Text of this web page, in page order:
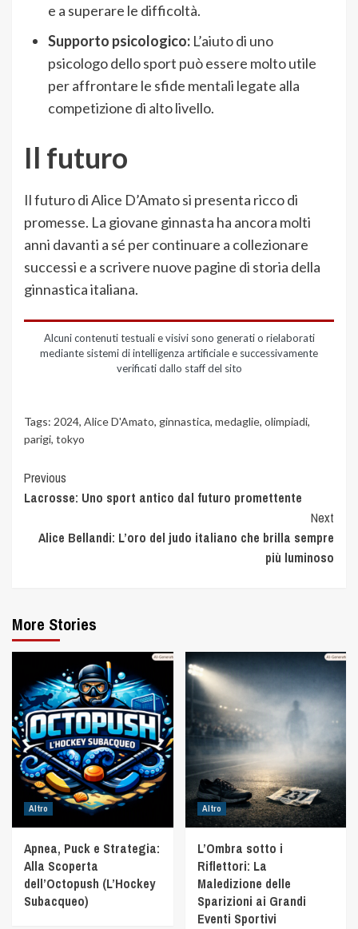
e a superare le difficoltà.
Supporto psicologico: L’aiuto di uno
psicologo dello sport può essere molto utile
per affrontare le sfide mentali legate alla
competizione di alto livello.
Il futuro
Il futuro di Alice D’Amato si presenta ricco di
promesse. La giovane ginnasta ha ancora molti
anni davanti a sé per continuare a collezionare
successi e a scrivere nuove pagine di storia della
ginnastica italiana.
Alcuni contenuti testuali e visivi sono generati o rielaborati
mediante sistemi di intelligenza artificiale e successivamente
verificati dallo staff del sito
Tags: 2024, Alice D'Amato, ginnastica, medaglie, olimpiadi,
parigi, tokyo
Previous
Lacrosse: Uno sport antico dal futuro promettente
Next
Alice Bellandi: L’oro del judo italiano che brilla sempre
più luminoso
More Stories
Altro
Apnea, Puck e Strategia:
Alla Scoperta
dell’Octopush (L’Hockey
Subacqueo)
Altro
L’Ombra sotto i
Riflettori: La
Maledizione delle
Sparizioni ai Grandi
Eventi Sportivi